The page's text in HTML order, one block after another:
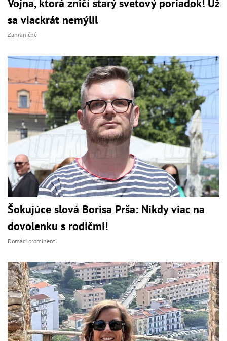
Vojna, ktorá zničí starý svetový poriadok! Už
sa viackrát nemýlil
Zahraničné
Šokujúce slová Borisa Prša: Nikdy viac na
dovolenku s rodičmi!
Domáci prominenti